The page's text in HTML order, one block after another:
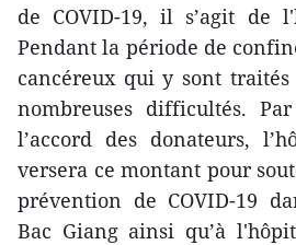
de COVID-19, il s’agit de
Pendant la période de
cancéreux qui y sont
nombreuses difficultés.
l’accord des donateurs,
versera ce montant pour
prévention de COVID-19
Bac Giang ainsi qu’à